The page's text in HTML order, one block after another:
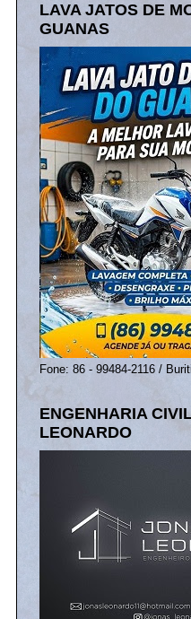
LAVA JATOS DE
GUANAS
Fone: 86 - 99484-2116 /
ENGENHARIA
LEONARDO